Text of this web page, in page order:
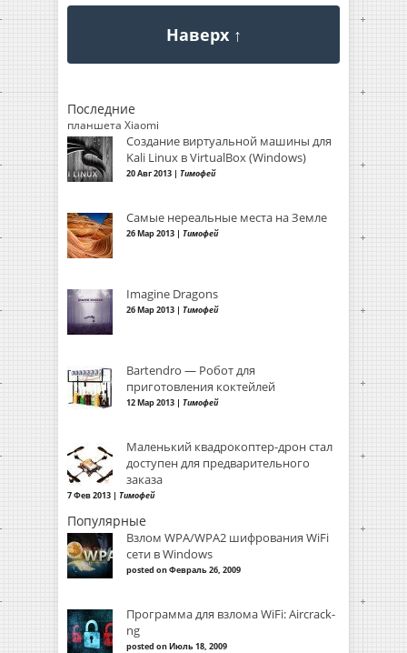
Наверх ↑
Последние
планшета Xiaomi
Создание виртуальной машины для
Kali Linux в VirtualBox (Windows)
20 Авг 2013 | Тимофей
Самые нереальные места на Земле
26 Мар 2013 | Тимофей
Imagine Dragons
26 Мар 2013 | Тимофей
Bartendro — Робот для
приготовления коктейлей
12 Мар 2013 | Тимофей
Маленький квадрокоптер-дрон стал
доступен для предварительного
заказа
7 Фев 2013 | Тимофей
Популярные
Взлом WPA/WPA2 шифрования WiFi
сети в Windows
posted on Февраль 26, 2009
Программа для взлома WiFi: Aircrack-
ng
posted on Июль 18, 2009